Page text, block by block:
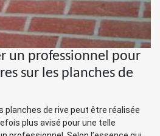
un professionnel pour
sur les planches de
planches de rive peut être réalisée
plus avisé pour une telle